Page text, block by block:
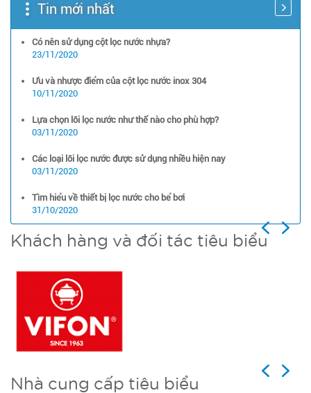
Tin mới nhất
Có nên sử dụng cột lọc nước nhựa?
23/11/2020
Ưu và nhược điểm của cột lọc nước inox 304
10/11/2020
Lựa chọn lõi lọc nước như thế nào cho phù hợp?
03/11/2020
Các loại lõi lọc nước được sử dụng nhiều hiện nay
03/11/2020
Tìm hiểu về thiết bị lọc nước cho bể bơi
31/10/2020
Khách hàng và đối tác tiêu biểu
Previous
Next
Nhà cung cấp tiêu biểu
Previous
Next